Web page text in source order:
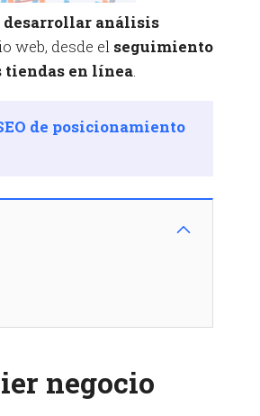
desarrollar análisis
web, desde el seguimiento
tiendas en línea.
de posicionamiento
negocio